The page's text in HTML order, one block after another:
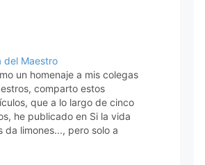
del Maestro
un homenaje a mis colegas
comparto estos
que a lo largo de cinco
he publicado en Si la vida
da limones..., pero solo a